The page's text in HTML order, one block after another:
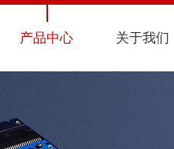
产品中心 关于我们